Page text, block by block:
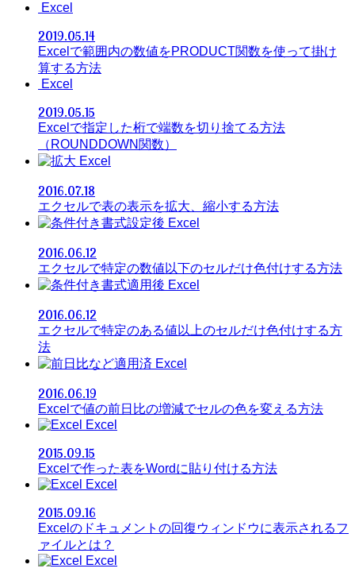
Excel
2019.05.14
Excelで範囲内の数値をPRODUCT関数を使って掛け
算する方法
Excel
2019.05.15
Excelで指定した桁で端数を切り捨てる方法
（ROUNDDOWN関数）
Excel
2016.07.18
エクセルで表の表示を拡大、縮小する方法
Excel
2016.06.12
エクセルで特定の数値以下のセルだけ色付けする方法
Excel
2016.06.12
エクセルで特定のある値以上のセルだけ色付けする方
法
Excel
2016.06.19
Excelで値の前日比の増減でセルの色を変える方法
Excel
2015.09.15
Excelで作った表をWordに貼り付ける方法
Excel
2015.09.16
Excelのドキュメントの回復ウィンドウに表示されるフ
ァイルとは？
Excel